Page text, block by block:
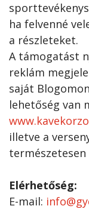
ha felvenné
a részleteket.
A támogatást
reklám
saját
lehetőség van
illetve a
Elérhetőség:
E-mail: